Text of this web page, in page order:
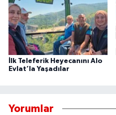
İlk Teleferik Heyecanını Alo
Evlat’la Yaşadılar
Yorumlar